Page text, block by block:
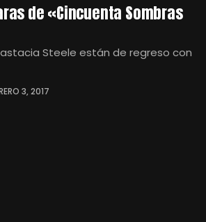
de «Cincuenta Sombras
Steele están de regreso con
3, 2017